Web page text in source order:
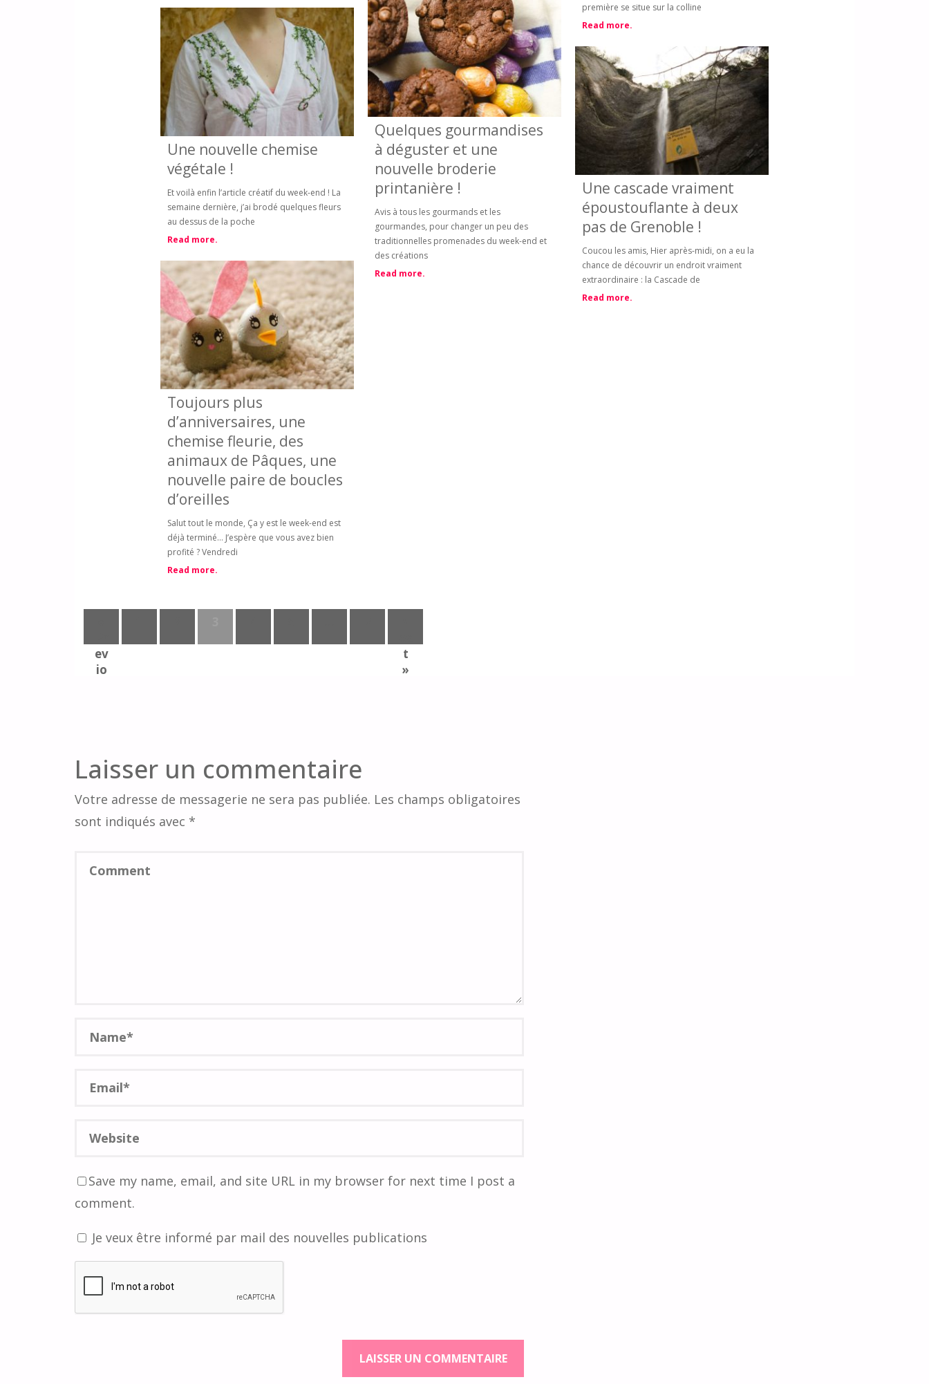
première se situe sur la colline
Read more.
Quelques gourmandises
à déguster et une
nouvelle broderie
printanière !
Avis à tous les gourmands et les
gourmandes, pour changer un peu des
traditionnelles promenades du week-end et
des créations
Read more.
Une nouvelle chemise
végétale !
Et voilà enfin l’article créatif du week-end ! La
semaine dernière, j’ai brodé quelques fleurs
au dessus de la poche
Read more.
Une cascade vraiment
époustouflante à deux
pas de Grenoble !
Coucou les amis, Hier après-midi, on a eu la
chance de découvrir un endroit vraiment
extraordinaire : la Cascade de
Read more.
Toujours plus
d’anniversaires, une
chemise fleurie, des
animaux de Pâques, une
nouvelle paire de boucles
d’oreilles
Salut tout le monde, Ça y est le week-end est
déjà terminé… J’espère que vous avez bien
profité ? Vendredi
Read more.
ev
io
t
»
Laisser un commentaire
Votre adresse de messagerie ne sera pas publiée. Les champs obligatoires
sont indiqués avec *
Save my name, email, and site URL in my browser for next time I post a
comment.
Je veux être informé par mail des nouvelles publications